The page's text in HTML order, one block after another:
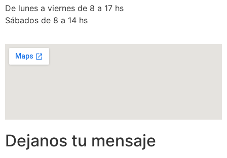
De lunes a viernes de 8 a 17 hs
Sábados de 8 a 14 hs
Dejanos tu mensaje